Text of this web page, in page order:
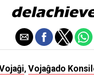
, Vojaĝado